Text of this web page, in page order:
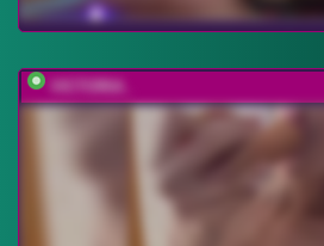
VICTORIA_